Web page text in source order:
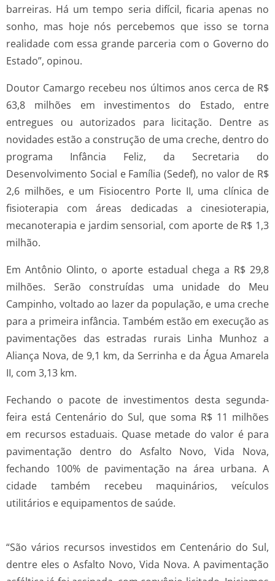
barreiras. Há um tempo seria difícil, ficaria apenas no
sonho, mas hoje nós percebemos que isso se torna
realidade com essa grande parceria com o Governo do
Estado”, opinou.
Doutor Camargo recebeu nos últimos anos cerca de R$
63,8 milhões em investimentos do Estado, entre
entregues ou autorizados para licitação. Dentre as
novidades estão a construção de uma creche, dentro do
programa Infância Feliz, da Secretaria do
Desenvolvimento Social e Família (Sedef), no valor de R$
2,6 milhões, e um Fisiocentro Porte II, uma clínica de
fisioterapia com áreas dedicadas a cinesioterapia,
mecanoterapia e jardim sensorial, com aporte de R$ 1,3
milhão.
Em Antônio Olinto, o aporte estadual chega a R$ 29,8
milhões. Serão construídas uma unidade do Meu
Campinho, voltado ao lazer da população, e uma creche
para a primeira infância. Também estão em execução as
pavimentações das estradas rurais Linha Munhoz a
Aliança Nova, de 9,1 km, da Serrinha e da Água Amarela
II, com 3,13 km.
Fechando o pacote de investimentos desta segunda-
feira está Centenário do Sul, que soma R$ 11 milhões
em recursos estaduais. Quase metade do valor é para
pavimentação dentro do Asfalto Novo, Vida Nova,
fechando 100% de pavimentação na área urbana. A
cidade também recebeu maquinários, veículos
utilitários e equipamentos de saúde.
“São vários recursos investidos em Centenário do Sul,
dentre eles o Asfalto Novo, Vida Nova. A pavimentação